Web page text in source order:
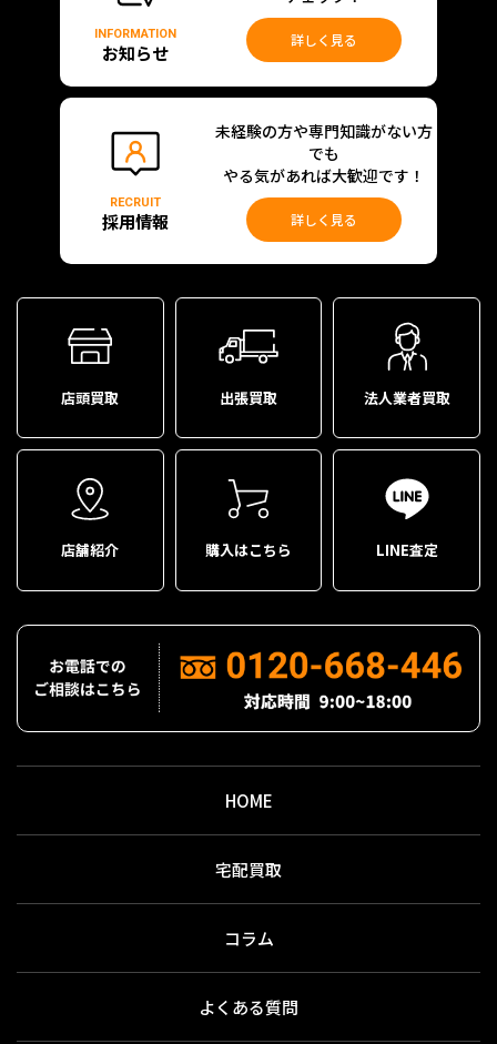
INFORMATION
お知らせ
詳しく見る
RECRUIT
採用情報
未経験の方や専門知識がない方
でも
やる気があれば大歓迎です！
詳しく見る
店頭買取 出張買取 法人業者買取
店舗紹介 購入はこちら LINE査定
HOME
宅配買取
コラム
よくある質問